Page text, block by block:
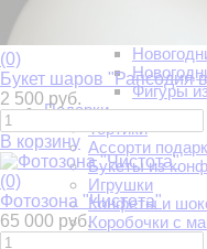
Фигуры
Подарки
Тортики
Ассорти
Букеты из
Игрушки
Конфеты и
Коробочки с
(0)
Букет шаров "Рапсодия
2 500 руб.
В корзину
(0)
Фотозона "Чистота"
65 000 руб.